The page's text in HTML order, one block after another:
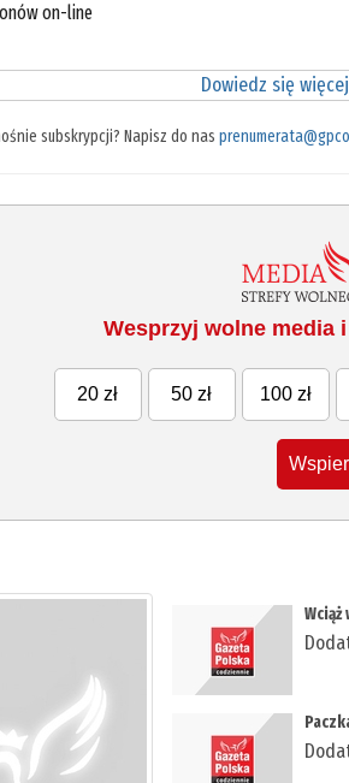
on-line
Dowiedz się
subskrypcji? Napisz do nas
Wesprzyj wolne media
20 zł 50 zł 100 zł
Wciąż